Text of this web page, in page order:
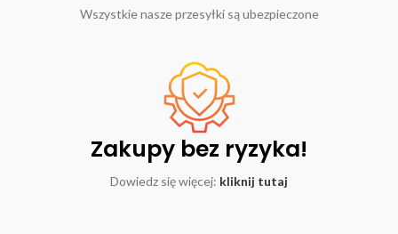
Wszystkie nasze przesyłki są ubezpieczone
Zakupy bez ryzyka!
Dowiedz się więcej: kliknij tutaj